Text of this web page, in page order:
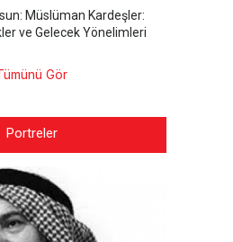
Müslüman Kardeşler:
ve Gelecek Yönelimleri
Gör
Portreler